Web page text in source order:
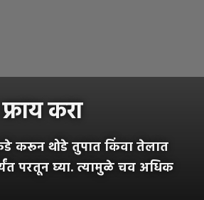
करा
करून थोडे तुपात किंवा तेलात
परतून घ्या. त्यामुळे चव अधिक